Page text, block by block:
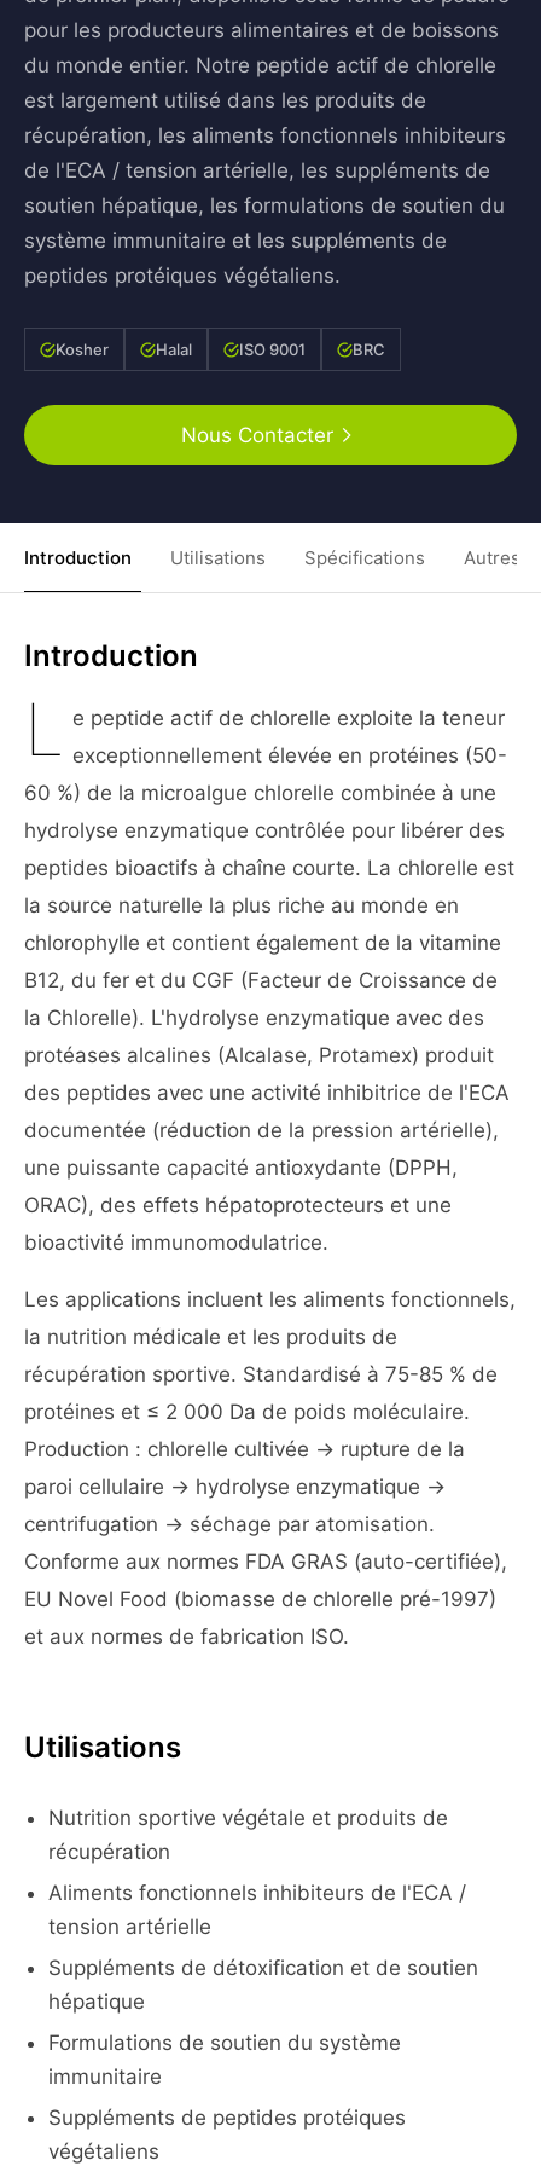
pour les producteurs alimentaires et de boissons
du monde entier. Notre peptide actif de chlorelle
est largement utilisé dans les produits de
récupération, les aliments fonctionnels inhibiteurs
de l'ECA / tension artérielle, les suppléments de
soutien hépatique, les formulations de soutien du
système immunitaire et les suppléments de
peptides protéiques végétaliens.
Kosher Halal ISO 9001 BRC
Nous Contacter
Introduction Utilisations Spécifications Autres
Introduction
L e peptide actif de chlorelle exploite la teneur
exceptionnellement élevée en protéines (50-
60 %) de la microalgue chlorelle combinée à une
hydrolyse enzymatique contrôlée pour libérer des
peptides bioactifs à chaîne courte. La chlorelle est
la source naturelle la plus riche au monde en
chlorophylle et contient également de la vitamine
B12, du fer et du CGF (Facteur de Croissance de
la Chlorelle). L'hydrolyse enzymatique avec des
protéases alcalines (Alcalase, Protamex) produit
des peptides avec une activité inhibitrice de l'ECA
documentée (réduction de la pression artérielle),
une puissante capacité antioxydante (DPPH,
ORAC), des effets hépatoprotecteurs et une
bioactivité immunomodulatrice.
Les applications incluent les aliments fonctionnels,
la nutrition médicale et les produits de
récupération sportive. Standardisé à 75-85 % de
protéines et ≤ 2 000 Da de poids moléculaire.
Production : chlorelle cultivée → rupture de la
paroi cellulaire → hydrolyse enzymatique →
centrifugation → séchage par atomisation.
Conforme aux normes FDA GRAS (auto-certifiée),
EU Novel Food (biomasse de chlorelle pré-1997)
et aux normes de fabrication ISO.
Utilisations
Nutrition sportive végétale et produits de
récupération
Aliments fonctionnels inhibiteurs de l'ECA /
tension artérielle
Suppléments de détoxification et de soutien
hépatique
Formulations de soutien du système
immunitaire
Suppléments de peptides protéiques
végétaliens